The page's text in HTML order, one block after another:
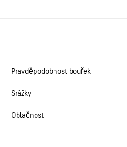
Pravděpodobnost bouřek
Srážky
Oblačnost